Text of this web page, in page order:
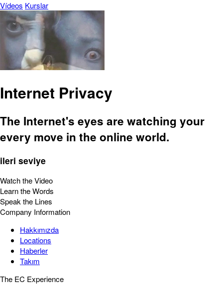
Vídeos Kurslar
Internet Privacy
The Internet's eyes are watching your
every move in the online world.
ileri seviye
Watch the Video
Learn the Words
Speak the Lines
Company Information
Hakkımızda
Locations
Haberler
Takım
The EC Experience